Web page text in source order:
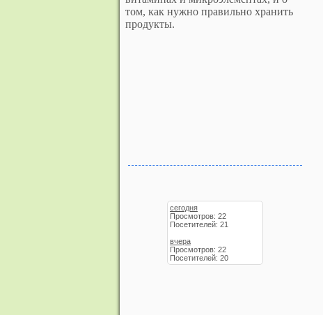
том, как нужно правильно хранить
продукты.
сегодня
Просмотров: 22
Посетителей: 21
вчера
Просмотров: 22
Посетителей: 20